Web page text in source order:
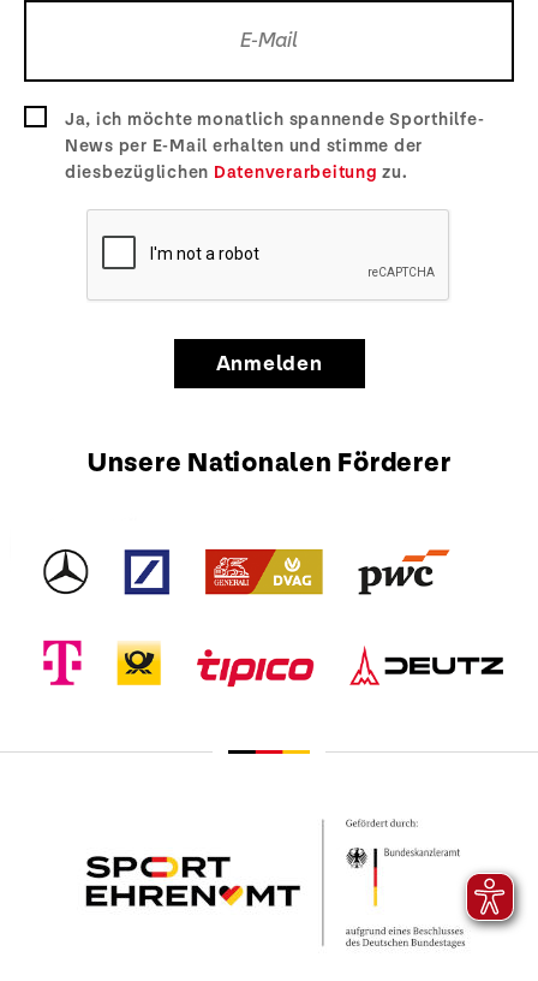
Ja, ich möchte monatlich spannende Sporthilfe-
News per E-Mail erhalten und stimme der
diesbezüglichen Datenverarbeitung zu.
Anmelden
Unsere Nationalen Förderer